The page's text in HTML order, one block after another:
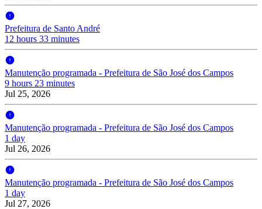
Prefeitura de Santo André
12 hours 33 minutes
Manutenção programada - Prefeitura de São José dos Campos
9 hours 23 minutes
Jul 25, 2026
Manutenção programada - Prefeitura de São José dos Campos
1 day
Jul 26, 2026
Manutenção programada - Prefeitura de São José dos Campos
1 day
Jul 27, 2026